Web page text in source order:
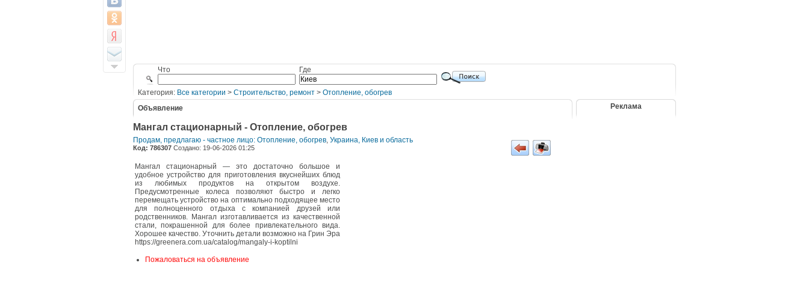
Что Где
Категория: Все категории > Строительство, ремонт > Отопление, обогрев
Объявление
Мангал стационарный - Отопление, обогрев
Продам, предлагаю - частное лицо: Отопление, обогрев, Украина, Киев и область
Код: 786307 Создано: 19-06-2026 01:25
Мангал стационарный — это достаточно большое и
удобное устройство для приготовления вкуснейших блюд
из любимых продуктов на открытом воздухе.
Предусмотренные колеса позволяют быстро и легко
перемещать устройство на оптимально подходящее место
для полноценного отдыха с компанией друзей или
родственников. Мангал изготавливается из качественной
стали, покрашенной для более привлекательного вида.
Хорошее качество. Уточнить детали возможно на Грин Эра
https://greenera.com.ua/catalog/mangaly-i-koptilni
Пожаловаться на объявление
Реклама